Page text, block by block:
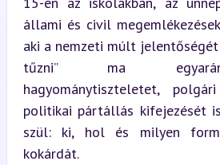
állami és civil
aki a nemzeti múlt jelentőségét
tűzni” ma
hagyománytiszteletet,
politikai pártállás kifejezését
szül: ki, hol és milyen
kokárdát.